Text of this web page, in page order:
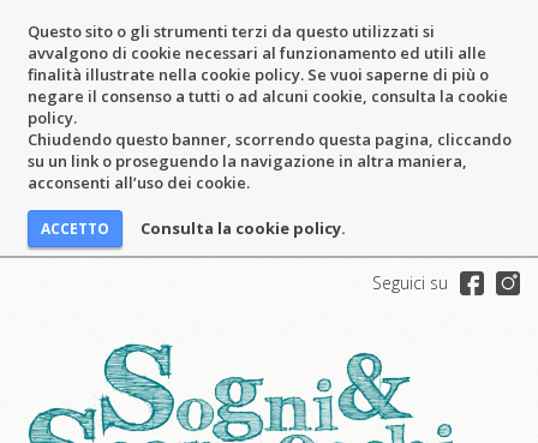
Questo sito o gli strumenti terzi da questo utilizzati si
avvalgono di cookie necessari al funzionamento ed utili alle
finalità illustrate nella cookie policy. Se vuoi saperne di più o
negare il consenso a tutti o ad alcuni cookie, consulta la cookie
policy.
Chiudendo questo banner, scorrendo questa pagina, cliccando
su un link o proseguendo la navigazione in altra maniera,
acconsenti all’uso dei cookie.
Consulta la cookie policy.
Seguici su